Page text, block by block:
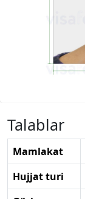
Talablar
Mamlakat
Hujjat turi